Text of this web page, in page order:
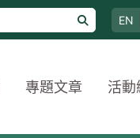
EN
專題文章 活動